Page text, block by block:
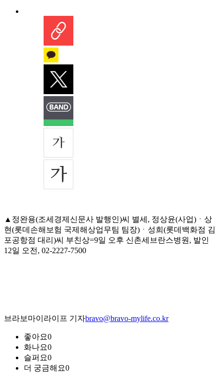
▲정완용(조세경제신문사 발행인)씨 별세, 정상윤(사업)ㆍ상
현(롯데손해보험 국제해상업무팀 팀장)ㆍ성희(롯데백화점 김
포공항점 대리)씨 부친상=9일 오후 신촌세브란스병원, 발인
12일 오전, 02-2227-7500
브라보마이라이프 기자bravo@bravo-mylife.co.kr
좋아요0
화나요0
슬퍼요0
더 궁금해요0